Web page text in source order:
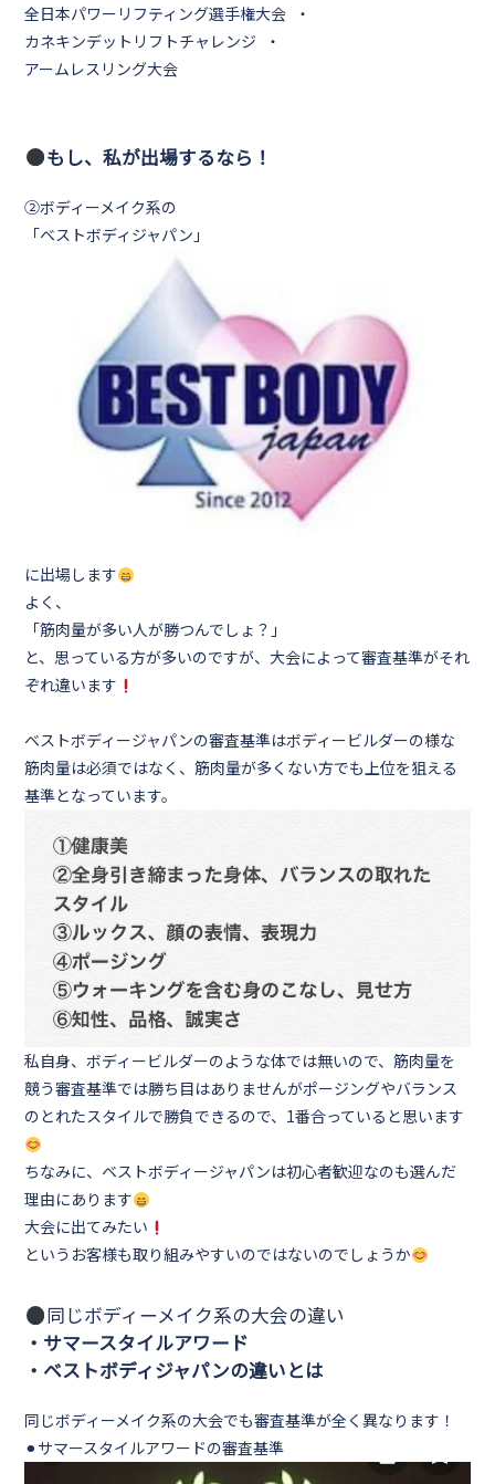
全日本パワーリフティング選手権大会 ・
カネキンデットリフトチャレンジ ・
アームレスリング大会
もし、私が出場するなら！
②ボディーメイク系の
「ベストボディジャパン」
に出場します
よく、
「筋肉量が多い人が勝つんでしょ？」
と、思っている方が多いのですが、大会によって審査基準がそれ
ぞれ違います
ベストボディージャパンの審査基準はボディービルダーの様な
筋肉量は必須ではなく、筋肉量が多くない方でも上位を狙える
基準となっています。
私自身、ボディービルダーのような体では無いので、筋肉量を
競う審査基準では勝ち目はありませんがポージングやバランス
のとれたスタイルで勝負できるので、1番合っていると思います
ちなみに、ベストボディージャパンは初心者歓迎なのも選んだ
理由にあります
大会に出てみたい
というお客様も取り組みやすいのではないのでしょうか
同じボディーメイク系の大会の違い
・サマースタイルアワード
・ベストボディジャパンの違いとは
同じボディーメイク系の大会でも審査基準が全く異なります！
⚫︎ サマースタイルアワードの審査基準